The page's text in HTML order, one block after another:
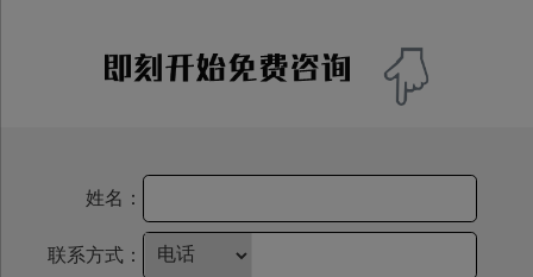
姓名：
联系方式：